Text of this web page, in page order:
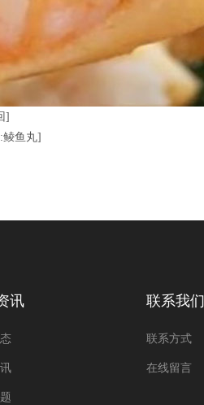
]
鱼丸]
讯 联系我们
联系方式
在线留言